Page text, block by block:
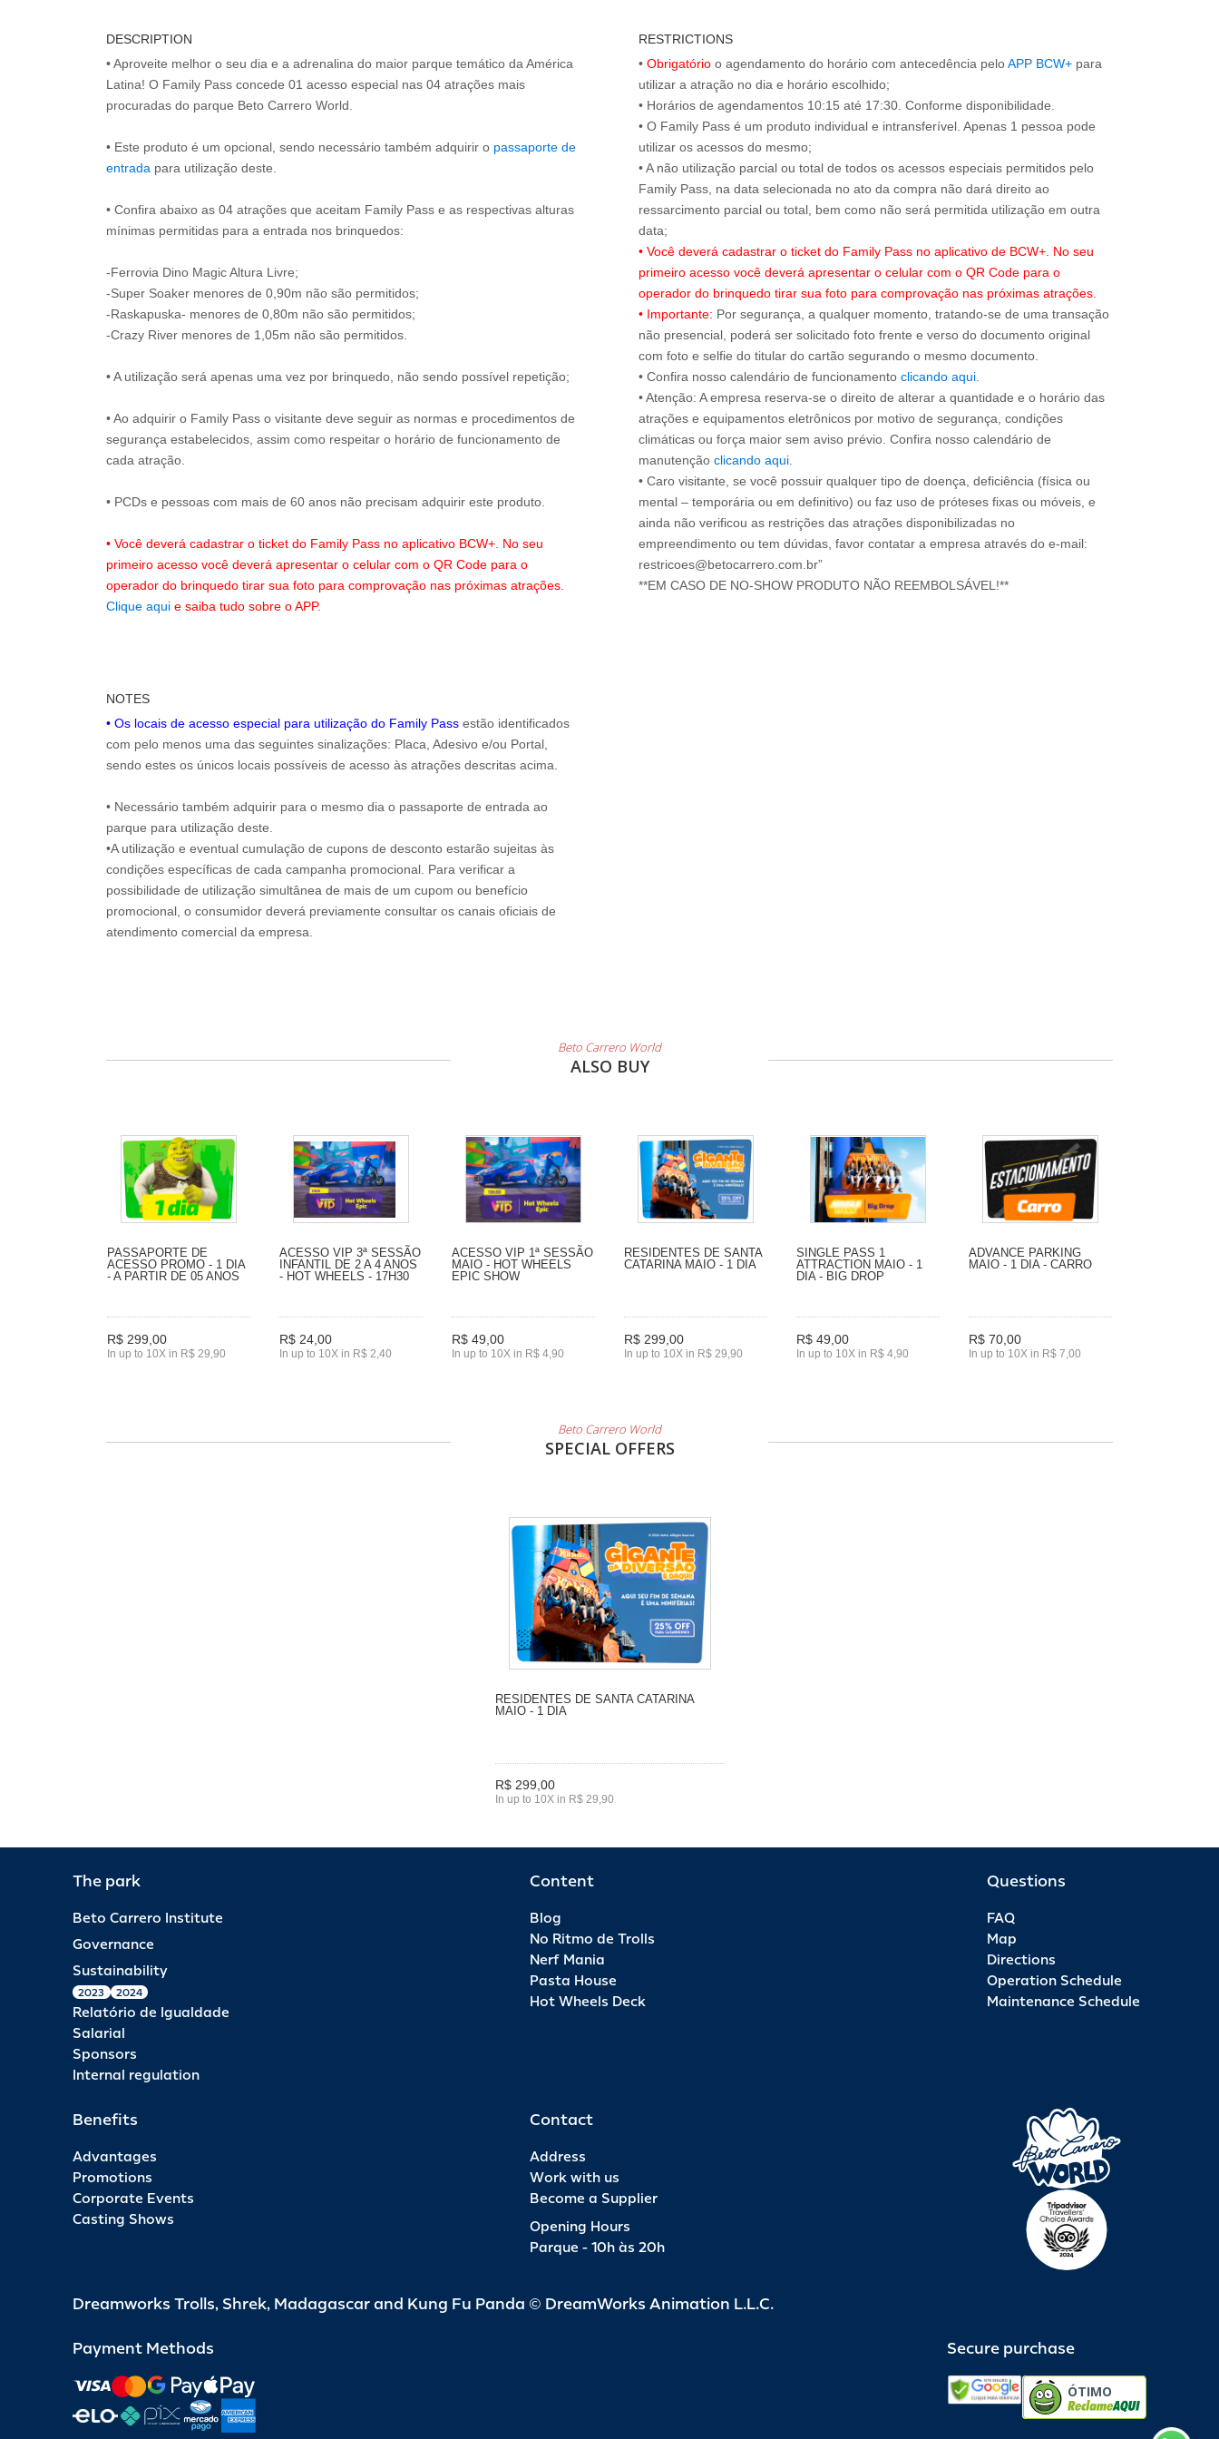
DESCRIPTION
• Aproveite melhor o seu dia e a adrenalina do maior parque temático da América
Latina! O Family Pass concede 01 acesso especial nas 04 atrações mais
procuradas do parque Beto Carrero World.
• Este produto é um opcional, sendo necessário também adquirir o passaporte de
entrada para utilização deste.
• Confira abaixo as 04 atrações que aceitam Family Pass e as respectivas alturas
mínimas permitidas para a entrada nos brinquedos:
-Ferrovia Dino Magic Altura Livre;
-Super Soaker menores de 0,90m não são permitidos;
-Raskapuska- menores de 0,80m não são permitidos;
-Crazy River menores de 1,05m não são permitidos.
• A utilização será apenas uma vez por brinquedo, não sendo possível repetição;
• Ao adquirir o Family Pass o visitante deve seguir as normas e procedimentos de
segurança estabelecidos, assim como respeitar o horário de funcionamento de
cada atração.
• PCDs e pessoas com mais de 60 anos não precisam adquirir este produto.
• Você deverá cadastrar o ticket do Family Pass no aplicativo BCW+. No seu
primeiro acesso você deverá apresentar o celular com o QR Code para o
operador do brinquedo tirar sua foto para comprovação nas próximas atrações.
Clique aqui e saiba tudo sobre o APP.
NOTES
• Os locais de acesso especial para utilização do Family Pass estão identificados
com pelo menos uma das seguintes sinalizações: Placa, Adesivo e/ou Portal,
sendo estes os únicos locais possíveis de acesso às atrações descritas acima.
• Necessário também adquirir para o mesmo dia o passaporte de entrada ao
parque para utilização deste.
•A utilização e eventual cumulação de cupons de desconto estarão sujeitas às
condições específicas de cada campanha promocional. Para verificar a
possibilidade de utilização simultânea de mais de um cupom ou benefício
promocional, o consumidor deverá previamente consultar os canais oficiais de
atendimento comercial da empresa.
RESTRICTIONS
• Obrigatório o agendamento do horário com antecedência peloAPP BCW+ para
utilizar a atração no dia e horário escolhido;
• Horários de agendamentos 10:15 até 17:30. Conforme disponibilidade.
• O Family Pass é um produto individual e intransferível. Apenas 1 pessoa pode
utilizar os acessos do mesmo;
• A não utilização parcial ou total de todos os acessos especiais permitidos pelo
Family Pass, na data selecionada no ato da compra não dará direito ao
ressarcimento parcial ou total, bem como não será permitida utilização em outra
• Você deverá cadastrar o ticket do Family Pass no aplicativo de BCW+. No seu
primeiro acesso você deverá apresentar o celular com o QR Code para o
operador do brinquedo tirar sua foto para comprovação nas próximas atrações.
• Importante: Por segurança, a qualquer momento, tratando-se de uma transação
não presencial, poderá ser solicitado foto frente e verso do documento original
com foto e selfie do titular do cartão segurando o mesmo documento.
• Confira nosso calendário de funcionamento clicando aqui.
• Atenção: A empresa reserva-se o direito de alterar a quantidade e o horário das
atrações e equipamentos eletrônicos por motivo de segurança, condições
climáticas ou força maior sem aviso prévio. Confira nosso calendário de
manutenção clicando aqui.
• Caro visitante, se você possuir qualquer tipo de doença, deficiência (física ou
mental – temporária ou em definitivo) ou faz uso de próteses fixas ou móveis, e
ainda não verificou as restrições das atrações disponibilizadas no
empreendimento ou tem dúvidas, favor contatar a empresa através do e-mail:
restricoes@betocarrero.com.br”
**EM CASO DE NO-SHOW PRODUTO NÃO REEMBOLSÁVEL!**
Beto Carrero World
ALSO BUY
PASSAPORTE DE
ACESSO PROMO - 1 DIA
- A PARTIR DE 05 ANOS
R$ 299,00
In up to 10X in R$ 29,90
ACESSO VIP 3ª SESSÃO
INFANTIL DE 2 A 4 ANOS
- HOT WHEELS - 17H30
R$ 24,00
In up to 10X in R$ 2,40
ACESSO VIP 1ª SESSÃO
MAIO - HOT WHEELS
EPIC SHOW
R$ 49,00
In up to 10X in R$ 4,90
RESIDENTES DE SANTA
CATARINA MAIO - 1 DIA
R$ 299,00
In up to 10X in R$ 29,90
SINGLE PASS 1
ATTRACTION MAIO - 1
DIA - BIG DROP
R$ 49,00
In up to 10X in R$ 4,90
ADVANCE PARKING
MAIO - 1 DIA - CARRO
R$ 70,00
In up to 10X in R$ 7,00
Beto Carrero World
SPECIAL OFFERS
RESIDENTES DE SANTA CATARINA
MAIO - 1 DIA
R$ 299,00
In up to 10X in R$ 29,90
The park
Beto Carrero Institute
Governance
Sustainability
2023 2024
Relatório de Igualdade
Salarial
Sponsors
Internal regulation
Content
Blog
No Ritmo de Trolls
Nerf Mania
Pasta House
Hot Wheels Deck
Questions
FAQ
Map
Directions
Operation Schedule
Maintenance Schedule
Benefits
Advantages
Promotions
Corporate Events
Casting Shows
Contact
Address
Work with us
Become a Supplier
Opening Hours
Parque - 10h às 20h
Dreamworks Trolls, Shrek, Madagascar and Kung Fu Panda © DreamWorks Animation L.L.C.
Payment Methods Secure purchase
ÓTIMO